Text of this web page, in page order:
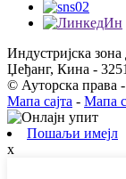
Индустријска
Џеђанг, Кина -
© Ауторска права
Мапа сајта - Мапа
Пошаљи имејл
x